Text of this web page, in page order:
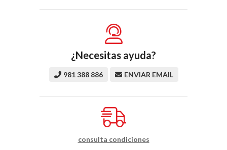
¿Necesitas ayuda?
981 388 886 ENVIAR EMAIL
consulta condiciones